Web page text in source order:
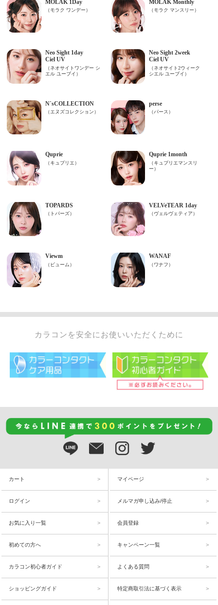
カラコンを安全にお使いいただくために
カート マイページ
ログイン メルマガ申し込み/停止
お気に入り一覧 会員登録
初めての方へ キャンペーン一覧
カラコン初心者ガイド よくある質問
ショッピングガイド 特定商取引法に基づく表示